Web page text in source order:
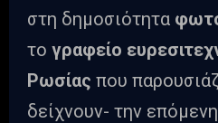
στη δημοσιότητα
το γραφείο
Ρωσίας που
δείχνουν- την